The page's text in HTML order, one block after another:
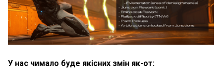
У нас чимало буде якісних змін як-от: